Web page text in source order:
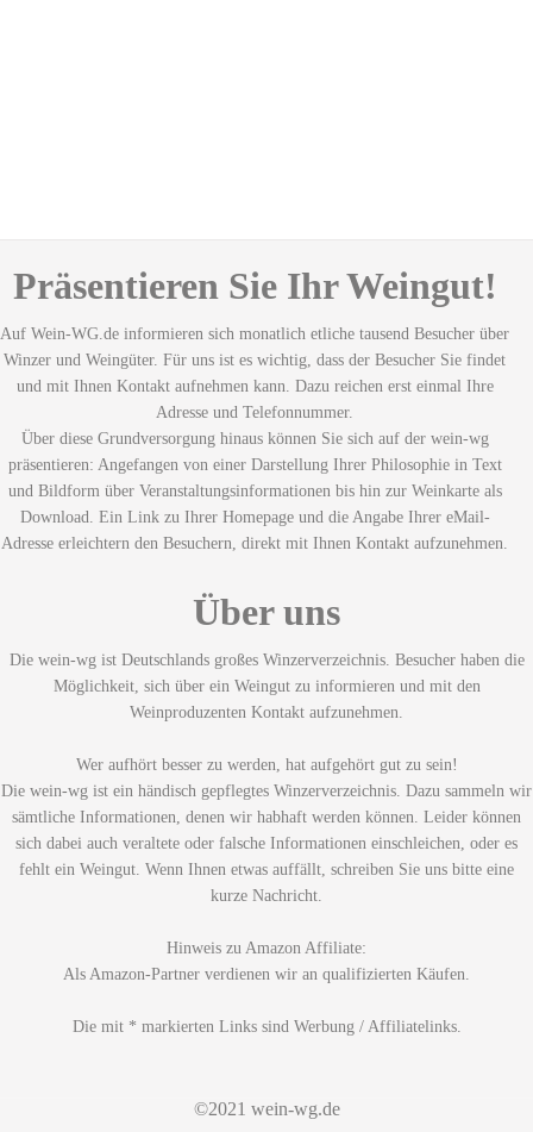
Präsentieren Sie Ihr Weingut!
Auf Wein-WG.de informieren sich monatlich etliche tausend Besucher über
Winzer und Weingüter. Für uns ist es wichtig, dass der Besucher Sie findet
und mit Ihnen Kontakt aufnehmen kann. Dazu reichen erst einmal Ihre
Adresse und Telefonnummer.
Über diese Grundversorgung hinaus können Sie sich auf der wein-wg
präsentieren: Angefangen von einer Darstellung Ihrer Philosophie in Text
und Bildform über Veranstaltungsinformationen bis hin zur Weinkarte als
Download. Ein Link zu Ihrer Homepage und die Angabe Ihrer eMail-
Adresse erleichtern den Besuchern, direkt mit Ihnen Kontakt aufzunehmen.
Über uns
Die wein-wg ist Deutschlands großes Winzerverzeichnis. Besucher haben die
Möglichkeit, sich über ein Weingut zu informieren und mit den
Weinproduzenten Kontakt aufzunehmen.
Wer aufhört besser zu werden, hat aufgehört gut zu sein!
Die wein-wg ist ein händisch gepflegtes Winzerverzeichnis. Dazu sammeln wir
sämtliche Informationen, denen wir habhaft werden können. Leider können
sich dabei auch veraltete oder falsche Informationen einschleichen, oder es
fehlt ein Weingut. Wenn Ihnen etwas auffällt, schreiben Sie uns bitte eine
kurze Nachricht.
Hinweis zu Amazon Affiliate:
Als Amazon-Partner verdienen wir an qualifizierten Käufen.
Die mit * markierten Links sind Werbung / Affiliatelinks.
©2021 wein-wg.de